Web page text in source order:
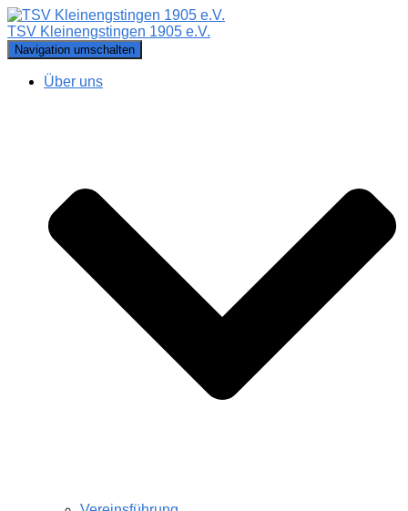
TSV Kleinengstingen 1905 e.V.
Navigation umschalten
Über uns